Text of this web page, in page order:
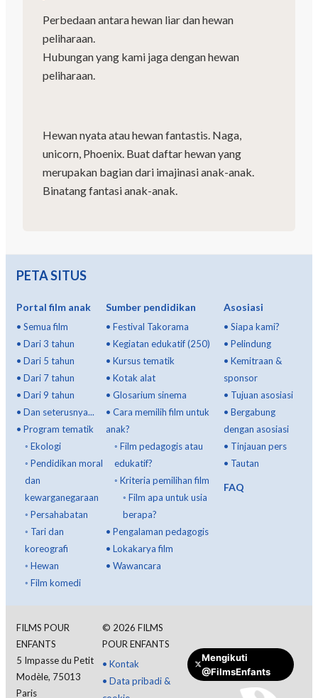
Perbedaan antara hewan liar dan hewan
peliharaan.
Hubungan yang kami jaga dengan hewan
peliharaan.
Hewan nyata atau hewan fantastis. Naga,
unicorn, Phoenix. Buat daftar hewan yang
merupakan bagian dari imajinasi anak-anak.
Binatang fantasi anak-anak.
PETA SITUS
Portal film anak
• Semua film
• Dari 3 tahun
• Dari 5 tahun
• Dari 7 tahun
• Dari 9 tahun
• Dan seterusnya...
• Program tematik
◦ Ekologi
◦ Pendidikan moral
dan
kewarganegaraan
◦ Persahabatan
◦ Tari dan
koreografi
◦ Hewan
◦ Film komedi
Sumber pendidikan
• Festival Takorama
• Kegiatan edukatif (250)
• Kursus tematik
• Kotak alat
• Glosarium sinema
• Cara memilih film untuk
anak?
◦ Film pedagogis atau
edukatif?
◦ Kriteria pemilihan film
◦ Film apa untuk usia
berapa?
• Pengalaman pedagogis
• Lokakarya film
• Wawancara
Asosiasi
•Siapa kami?
•Pelindung
•Kemitraan &
sponsor
• Tujuan asosiasi
•Bergabung
dengan asosiasi
• Tinjauan pers
• Tautan
FAQ
FILMS POUR
ENFANTS
5 Impasse du Petit
Modèle, 75013
Paris
© 2026 FILMS
POUR ENFANTS
• Kontak
• Data pribadi &
Mengikuti
@FilmsEnfants